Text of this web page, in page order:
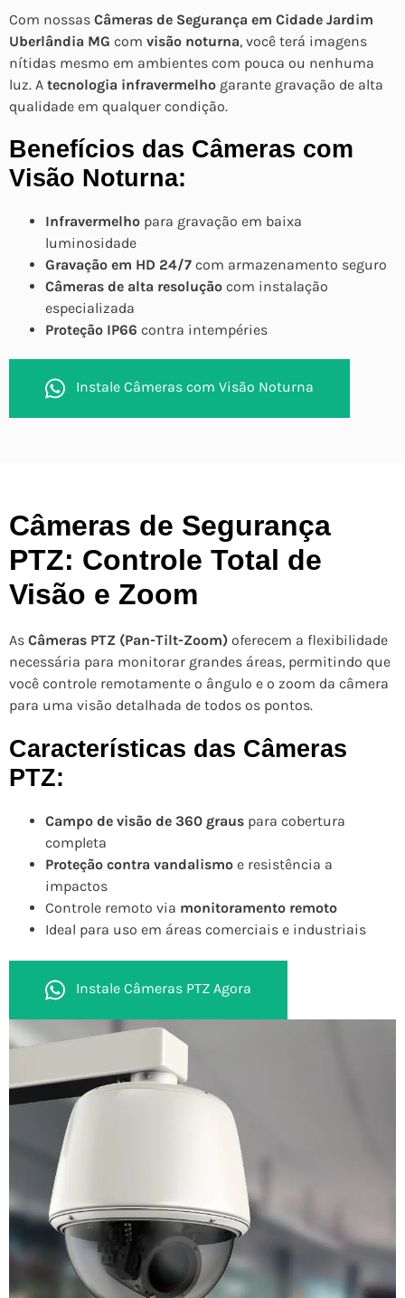
Com nossas Câmeras de Segurança em Cidade Jardim
Uberlândia MG com visão noturna, você terá imagens
nítidas mesmo em ambientes com pouca ou nenhuma
luz. A tecnologia infravermelho garante gravação de alta
qualidade em qualquer condição.
Benefícios das Câmeras com
Visão Noturna:
Infravermelho para gravação em baixa
luminosidade
Gravação em HD 24/7 com armazenamento seguro
Câmeras de alta resolução com instalação
especializada
Proteção IP66 contra intempéries
Instale Câmeras com Visão Noturna
Câmeras de Segurança
PTZ: Controle Total de
Visão e Zoom
As Câmeras PTZ (Pan-Tilt-Zoom) oferecem a flexibilidade
necessária para monitorar grandes áreas, permitindo que
você controle remotamente o ângulo e o zoom da câmera
para uma visão detalhada de todos os pontos.
Características das Câmeras
PTZ:
Campo de visão de 360 graus para cobertura
completa
Proteção contra vandalismo e resistência a
impactos
Controle remoto via monitoramento remoto
Ideal para uso em áreas comerciais e industriais
Instale Câmeras PTZ Agora